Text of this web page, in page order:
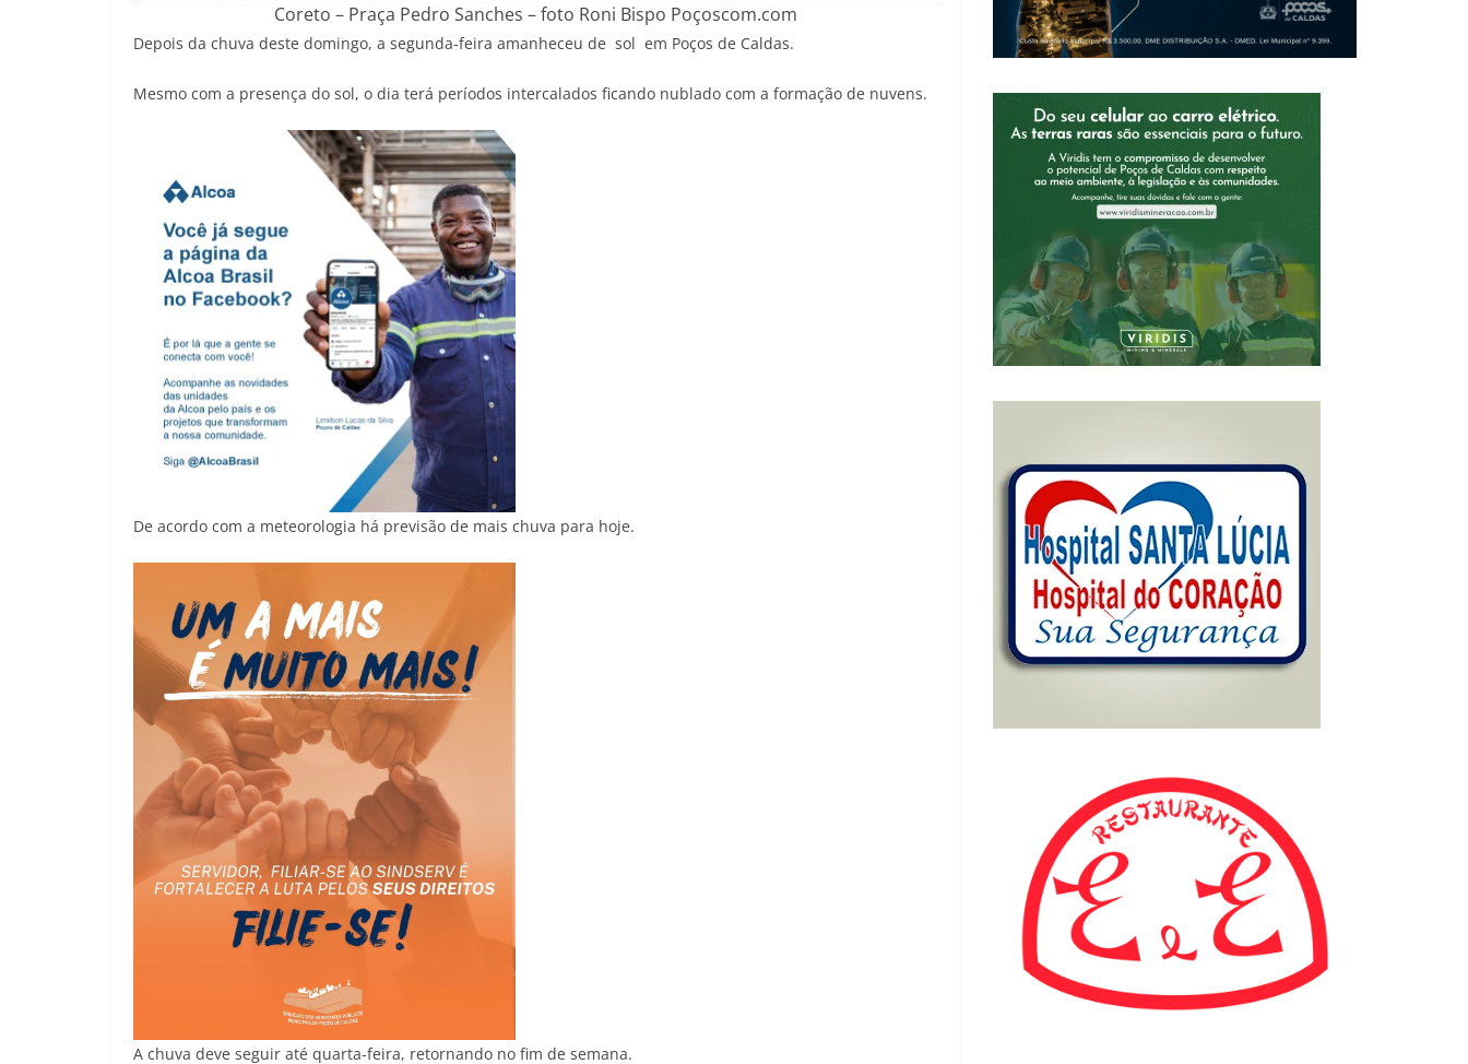
Coreto – Praça Pedro Sanches – foto Roni Bispo Poçoscom.com
Depois da chuva deste domingo, a segunda-feira amanheceu de sol em Poços de Caldas.
Mesmo com a presença do sol, o dia terá períodos intercalados ficando nublado com a formação de nuvens.
De acordo com a meteorologia há previsão de mais chuva para hoje.
A chuva deve seguir até quarta-feira, retornando no fim de semana.